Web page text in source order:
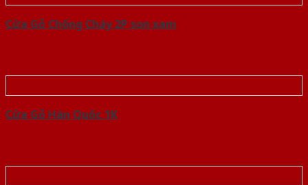
Cửa Gỗ Chống Cháy 2P son xam
Cửa Gỗ Hàn Quốc 1K